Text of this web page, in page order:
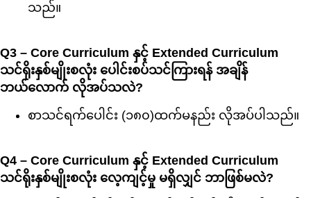
သည်။
Q3 – Core Curriculum နှင့် Extended Curriculum
သင်ရိုးနှစ်မျိုးစလုံး ပေါင်းစပ်သင်ကြားရန် အချိန်
ဘယ်လောက် လိုအပ်သလဲ?
စာသင်ရက်ပေါင်း (၁၈၀)ထက်မနည်း လိုအပ်ပါသည်။
Q4 – Core Curriculum နှင့် Extended Curriculum
သင်ရိုးနှစ်မျိုးစလုံး လေ့ကျင့်မှု မရှိလျှင် ဘာဖြစ်မလဲ?